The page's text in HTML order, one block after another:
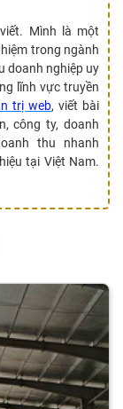
Mình là một
trong ngành
doanh nghiệp uy
lĩnh vực truyền
trị web, viết bài
công ty, doanh
thu nhanh
tại Việt Nam.